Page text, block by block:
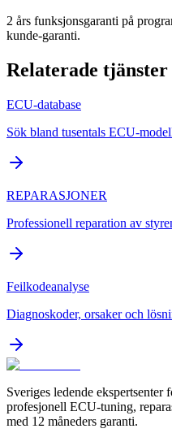
2 års funksjonsgaranti på
kunde-garanti.
Relaterade tjänster
ECU-database
Sök bland tusentals ECU-
REPARASJONER
Professionell reparation av
Feilkodeanalyse
Diagnoskoder, orsaker och
Sveriges ledende
profesjonell ECU-tuning,
med 12 måneders garanti.